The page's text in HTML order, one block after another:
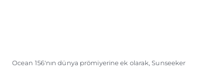
Ocean 156'nın dünya prömiyerine ek olarak, Sunseeker